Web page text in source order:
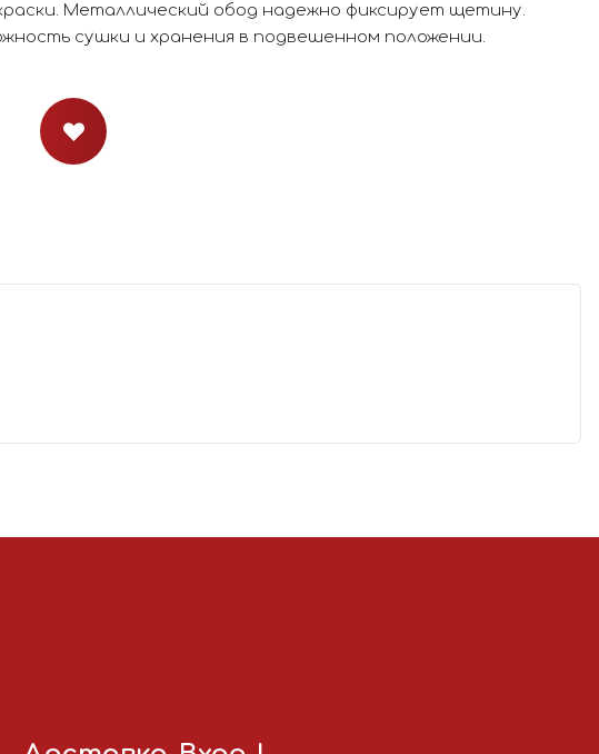
Металлический обод надежно фиксирует щетину.
сушки и хранения в подвешенном положении.